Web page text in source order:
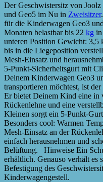
Der Geschwistersitz von
und Geo5 im Nu in Zweisitzer
für die Kinderwagen Geo3
Monaten belastbar bis 22 kg in
unteren Position Gewicht:
bis in die Liegeposition
Mesh-Einsatz und
5-Punkt-Sicherheitsgurt mit
Deinem Kinderwagen Geo3
transportieren möchtest, ist
Er bietet Deinem Kind eine in
Rückenlehne und eine
Kleinen sorgt ein 5-Punkt-
Besonders cool: Warmen
Mesh-Einsatz an der
einfach herausnehmen und
Belüftung. Hinweise Ein
erhältlich. Genauso verhält es
Befestigung des
Kinderwagengestell.